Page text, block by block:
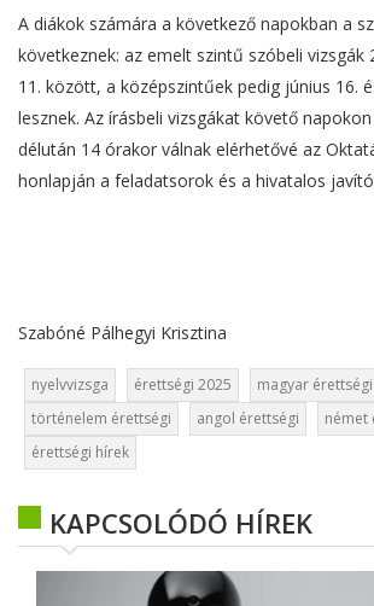
A diákok számára a következő napokban a
következnek: az emelt szintű szóbeli vizsgák
11. között, a középszintűek pedig június 16.
lesznek. Az írásbeli vizsgákat követő
délután 14 órakor válnak elérhetővé az
honlapján a feladatsorok és a hivatalos
Szabóné Pálhegyi Krisztina
nyelvvizsga érettségi 2025 magyar érettségi
történelem érettségi
angol érettségi
német
érettségi hírek
KAPCSOLÓDÓ HÍREK